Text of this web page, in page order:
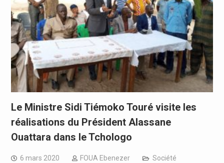
Le Ministre Sidi Tiémoko Touré visite les
réalisations du Président Alassane
Ouattara dans le Tchologo
6 mars 2020 FOUA Ebenezer Société